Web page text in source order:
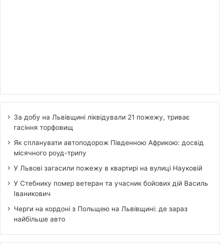
За добу на Львівщині ліквідували 21 пожежу, триває
гасіння торфовищ
Як спланувати автоподорож Південною Африкою: досвід
місячного роуд-трипу
У Львові загасили пожежу в квартирі на вулиці Науковій
У Стебнику помер ветеран та учасник бойових дій Василь
Іваникович
Черги на кордоні з Польщею на Львівщині: де зараз
найбільше авто